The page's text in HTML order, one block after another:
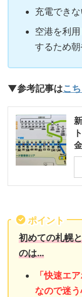
充電できな
空港を利
するため
▼参考記事はこ
ポイント
初めての札幌
のは…
「快速エ
なので迷